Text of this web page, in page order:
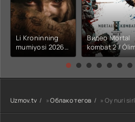
Li Kroninning
mumiyosi 2026
(uzbek tilida
kino) tarjima HD
Видео Mortal
kombat 2 /
jangi 2 (2026)
Uzbek tilida
Uzmov.tv »Облако тегов » Oy nuri sirlari 35. 36. 37.